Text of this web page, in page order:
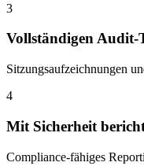
3
Vollständigen
Sitzungsaufzeichnungen
4
Mit Sicherheit
Compliance-fähiges